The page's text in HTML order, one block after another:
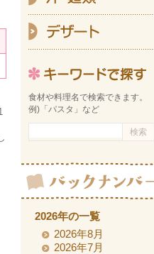
食材や料理名で検索できます。
例)「パスタ」など
2026年の一覧
2026年8月
2026年7月